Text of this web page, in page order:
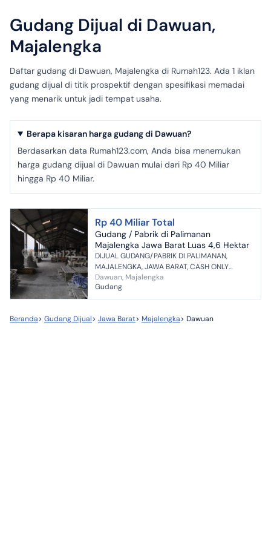
Gudang Dijual di Dawuan,
Majalengka
Daftar gudang di Dawuan, Majalengka di Rumah123. Ada 1 iklan
gudang dijual di titik prospektif dengan spesifikasi memadai
yang menarik untuk jadi tempat usaha.
Berapa kisaran harga gudang di Dawuan?
Berdasarkan data Rumah123.com, Anda bisa menemukan
harga gudang dijual di Dawuan mulai dari Rp 40 Miliar
hingga Rp 40 Miliar.
Rp 40 Miliar Total
Gudang / Pabrik di Palimanan
Majalengka Jawa Barat Luas 4,6 Hektar
DIJUAL GUDANG/PABRIK DI PALIMANAN,
MAJALENGKA, JAWA BARAT, CASH ONLY
Gudang/Pabrik, di Jl. Ahmad Yani KM. 5, Jl.
Cileunyi - Palimanan, Desa Sinarj...
Dawuan, Majalengka
Gudang
Beranda> Gudang Dijual> Jawa Barat> Majalengka> Dawuan